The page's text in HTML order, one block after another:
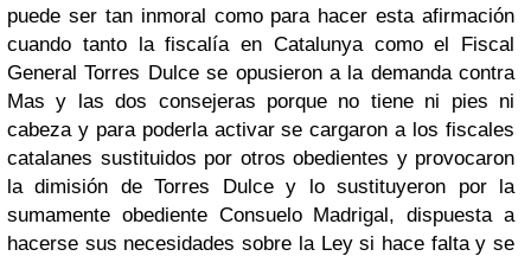
puede ser tan inmoral como para hacer esta afirmación
cuando tanto la fiscalía en Catalunya como el Fiscal
General Torres Dulce se opusieron a la demanda contra
Mas y las dos consejeras porque no tiene ni pies ni
cabeza y para poderla activar se cargaron a los fiscales
catalanes sustituidos por otros obedientes y provocaron
la dimisión de Torres Dulce y lo sustituyeron por la
sumamente obediente Consuelo Madrigal, dispuesta a
hacerse sus necesidades sobre la Ley si hace falta y se